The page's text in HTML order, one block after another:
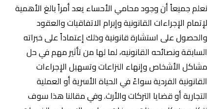
نعلم جميعاً أن وجود محامي الأحساء يعد أمراً بالغ الأهمية
لإتمام الإجراءات القانونية وإبرام الاتفاقيات والعقود
والحصول على استشارة قانونية وذلك إعتماداً على خبراته
السابقة ونصائحه القانونيه، لما لها من تأثير مهم في حل
مشاكل الأشخاص وإنهاء النزاعات وتسهيل الإجراءات
القانونية الفردية سواءً في الحياة الأسرية أو العملية
التجارية أو قضايا التركات والأرث. وفي مقالنا هذا سوف